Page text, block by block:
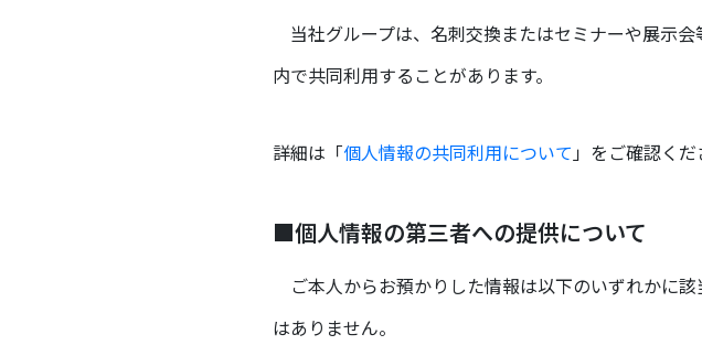
当社グループは、名刺交換またはセミナーや展示
内で共同利用することがあります。
詳細は「個人情報の共同利用について」をご確認くだ
■個人情報の第三者への提供について
ご本人からお預かりした情報は以下のいずれかに
はありません。